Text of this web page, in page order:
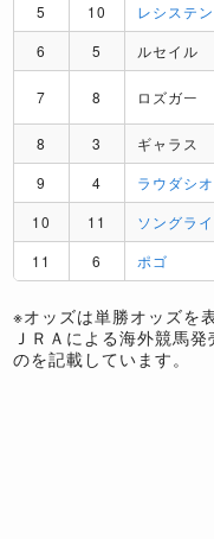
5
10 レシステ
6
5 ルセイル
7 8 ロズガー
8
3 ギャラス
9
4 ラウダシ
10
11 ソングラ
11
6 ポゴ
※オッズは単勝オッズを
ＪＲＡによる海外競馬
のを記載しています。